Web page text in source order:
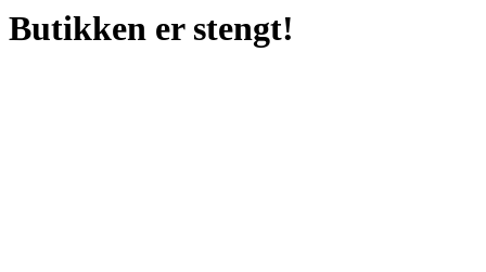
Butikken er stengt!